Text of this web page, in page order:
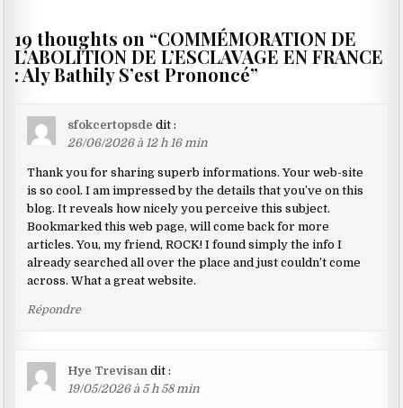
19 thoughts on “COMMÉMORATION DE
L’ABOLITION DE L’ESCLAVAGE EN FRANCE
: Aly Bathily S’est Prononcé”
sfokcertopsde dit :
26/06/2026 à 12 h 16 min
Thank you for sharing superb informations. Your web-site
is so cool. I am impressed by the details that you’ve on this
blog. It reveals how nicely you perceive this subject.
Bookmarked this web page, will come back for more
articles. You, my friend, ROCK! I found simply the info I
already searched all over the place and just couldn’t come
across. What a great website.
Répondre
Hye Trevisan dit :
19/05/2026 à 5 h 58 min